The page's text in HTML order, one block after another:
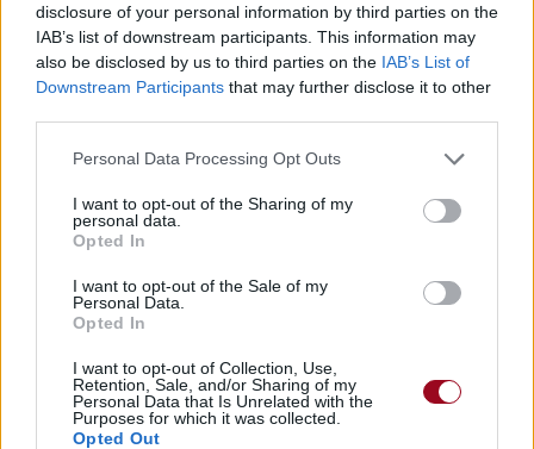
disclosure of your personal information by third parties on the
IAB’s list of downstream participants. This information may
also be disclosed by us to third parties on the IAB’s List of
Downstream Participants that may further disclose it to other
Personal Data Processing Opt Outs
I want to opt-out of the Sharing of my
personal data.
Opted In
I want to opt-out of the Sale of my
Personal Data.
Opted In
I want to opt-out of Collection, Use,
Retention, Sale, and/or Sharing of my
Personal Data that Is Unrelated with the
Purposes for which it was collected.
Opted Out
Le Cri De La Mouche
Tirez Les Premiers
Insomnie
Le Cri De La Mouche